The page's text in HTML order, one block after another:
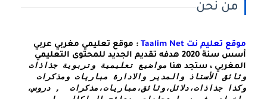
من نحن
موقع تعليم نت Taalim Net
: موقع تعليمي مغربي عربي
أسس سنة 2020 هدفه تقديم الجديد للمحتوى التعليمي
المغربي ، ستجد هنا
وكذا